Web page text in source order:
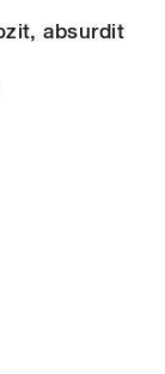
absurdit